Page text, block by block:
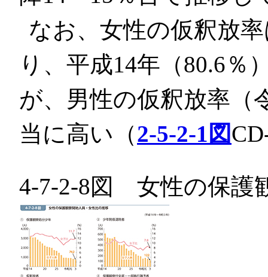
なお、女性の仮釈放
り、平成14年（80.6％
が、男性の仮釈放率（
当に高い（2-5-2-1図
4-7-2-8図 女性の保護